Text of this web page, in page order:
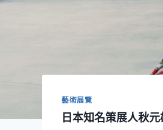
藝術展覽
日本知名策展人秋